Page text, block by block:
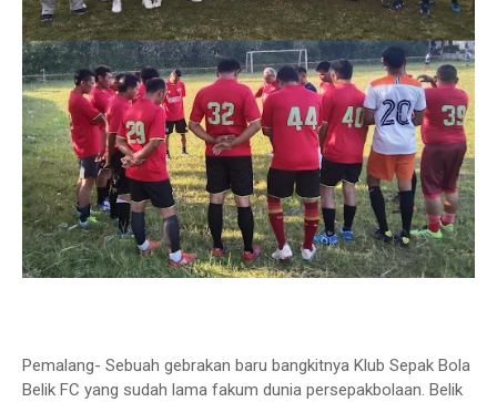
Pemalang- Sebuah gebrakan baru bangkitnya Klub Sepak Bola
Belik FC yang sudah lama fakum dunia persepakbolaan. Belik